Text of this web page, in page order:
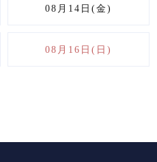
08月14日(金)
08月16日(日)